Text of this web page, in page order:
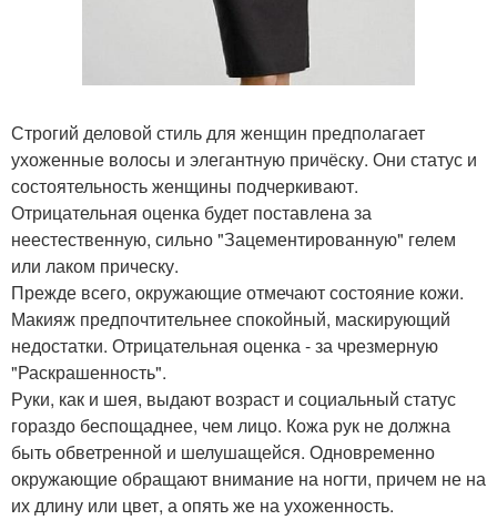
Строгий деловой стиль для женщин предполагает
ухоженные волосы и элегантную причёску. Они статус и
состоятельность женщины подчеркивают.
Отрицательная оценка будет поставлена за
неестественную, сильно "Зацементированную" гелем
или лаком прическу.
Прежде всего, окружающие отмечают состояние кожи.
Макияж предпочтительнее спокойный, маскирующий
недостатки. Отрицательная оценка - за чрезмерную
"Раскрашенность".
Руки, как и шея, выдают возраст и социальный статус
гораздо беспощаднее, чем лицо. Кожа рук не должна
быть обветренной и шелушащейся. Одновременно
окружающие обращают внимание на ногти, причем не на
их длину или цвет, а опять же на ухоженность.